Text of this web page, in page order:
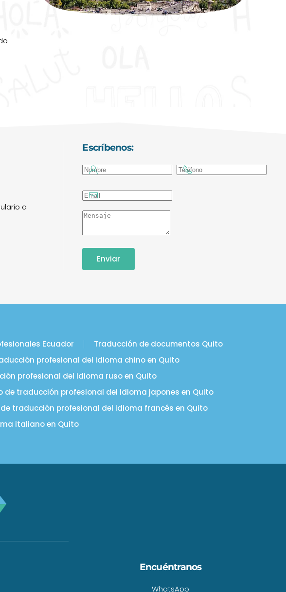
a
Escríbenos:
Enviar
Ecuador
Traducción de documentos Quito
profesional del idioma chino en Quito
profesional del idioma ruso en Quito
de traducción profesional del idioma japones en Quito
de traducción profesional del idioma francés en Quito
italiano en Quito
Encuéntranos
WhatsApp